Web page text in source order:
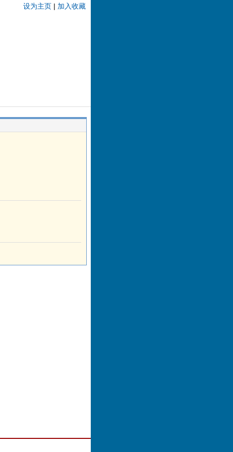
设为主页 | 加入收藏